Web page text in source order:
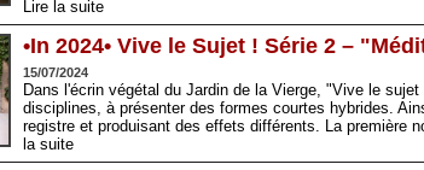
Lire la suite
•In 2024• Vive le Sujet ! Série 2 –
15/07/2024
Dans l'écrin végétal du Jardin de la Vierge, "Vive le
disciplines, à présenter des formes courtes hybrides.
registre et produisant des effets différents. La première
la suite